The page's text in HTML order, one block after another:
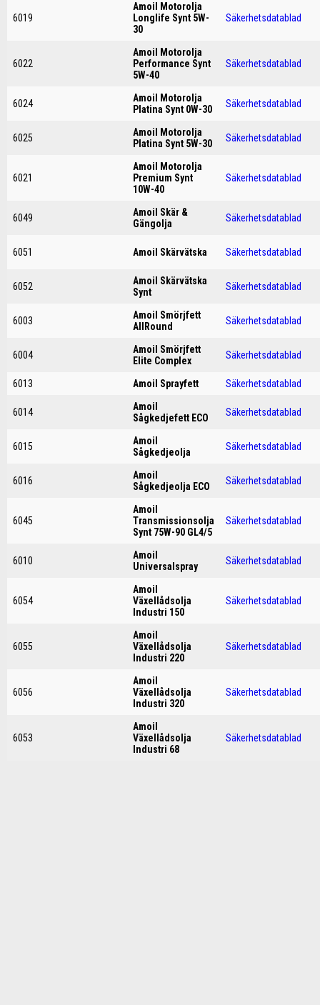
6019
Amoil Motorolja
Longlife Synt 5W-
30
Säkerhetsdatablad
6022
Amoil Motorolja
Performance Synt
5W-40
Säkerhetsdatablad
6024
Amoil Motorolja
Platina Synt 0W-30
Säkerhetsdatablad
6025
Amoil Motorolja
Platina Synt 5W-30
Säkerhetsdatablad
6021
Amoil Motorolja
Premium Synt
10W-40
Säkerhetsdatablad
6049
Amoil Skär &
Gängolja
Säkerhetsdatablad
6051 Amoil Skärvätska Säkerhetsdatablad
6052
Amoil Skärvätska
Synt
Säkerhetsdatablad
6003
Amoil Smörjfett
AllRound
Säkerhetsdatablad
6004
Amoil Smörjfett
Elite Complex
Säkerhetsdatablad
6013 Amoil Sprayfett Säkerhetsdatablad
6014
Amoil
Sågkedjefett ECO
Säkerhetsdatablad
6015
Amoil
Sågkedjeolja
Säkerhetsdatablad
6016
Amoil
Sågkedjeolja ECO
Säkerhetsdatablad
6045
Amoil
Transmissionsolja
Synt 75W-90 GL4/5
Säkerhetsdatablad
6010
Amoil
Universalspray
Säkerhetsdatablad
6054
Amoil
Växellådsolja
Industri 150
Säkerhetsdatablad
6055
Amoil
Växellådsolja
Industri 220
Säkerhetsdatablad
6056
Amoil
Växellådsolja
Industri 320
Säkerhetsdatablad
6053
Amoil
Växellådsolja
Industri 68
Säkerhetsdatablad